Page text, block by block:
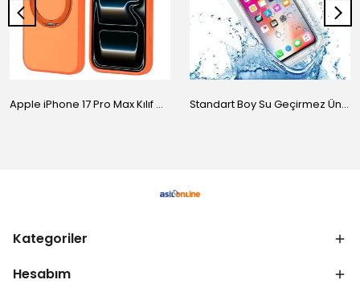
Apple iPhone 17 Pro Max Kılıf M-Safe Şarj Özellikli Standlı Zore Proton Silikon Kapak Standart Boy Su Geçirmez Üniversal Kılıf
Kategoriler
Hesabım